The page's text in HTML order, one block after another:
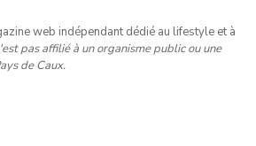
web indépendant dédié au lifestyle et à
pas affilié à un organisme public ou une
de Caux.